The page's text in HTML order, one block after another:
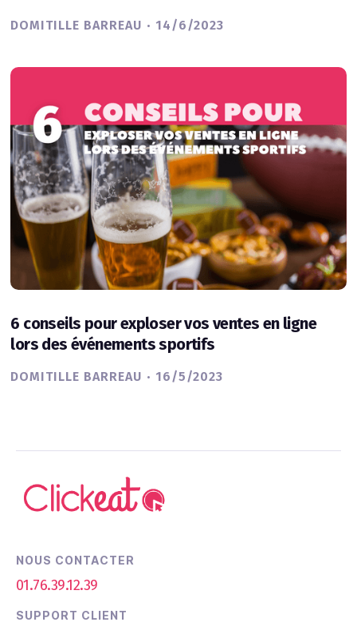
DOMITILLE BARREAU · 14/6/2023
6 conseils pour exploser vos ventes en ligne
lors des événements sportifs
DOMITILLE BARREAU · 16/5/2023
NOUS CONTACTER
01.76.39.12.39
SUPPORT CLIENT